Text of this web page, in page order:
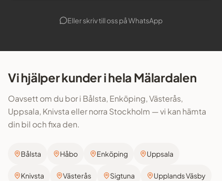
Eller skriv till oss på WhatsApp
Vi hjälper kunder i hela Mälardalen
Oavsett om du bor i Bålsta, Enköping, Västerås,
Uppsala, Knivsta eller norra Stockholm — vi kan hämta
din bil och fixa den.
Bålsta Håbo Enköping Uppsala
Knivsta Västerås Sigtuna Upplands Väsby